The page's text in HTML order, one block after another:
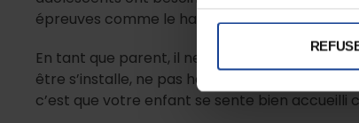
épreuves comme le harcèlement scolaire ou
En tant que parent, il ne s’agit pas d’avoir
être s’installe, ne pas hésiter à consulter un
c’est que votre enfant se sente bien accueilli